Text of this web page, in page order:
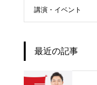
講演・イベント
最近の記事